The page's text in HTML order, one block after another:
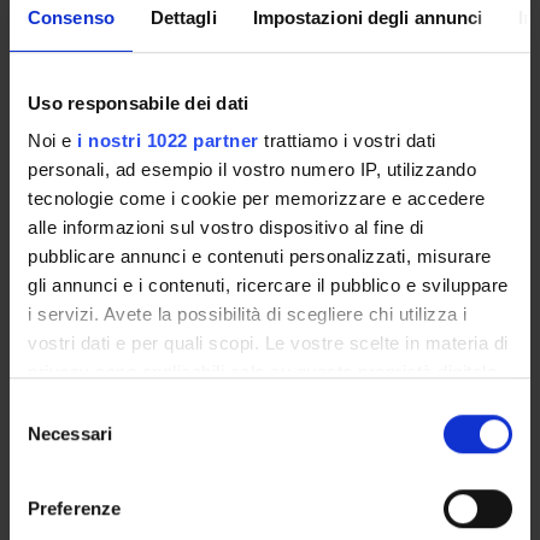
Consenso Dettagli Impostazioni degli annunci
Uso responsabile dei dati
Noi e i nostri 1022 partner trattiamo i vostri dati
personali, ad esempio il vostro numero IP, utilizzando
tecnologie come i cookie per memorizzare e accedere
alle informazioni sul vostro dispositivo al fine di
pubblicare annunci e contenuti personalizzati, misurare
gli annunci e i contenuti, ricercare il pubblico e sviluppare
i servizi. Avete la possibilità di scegliere chi utilizza i
vostri dati e per quali scopi. Le vostre scelte in materia di
modificare o revocare il proprio consenso in qualsiasi
momento dalla Dichiarazione sui cookie o facendo clic
delNecessari
Preferenze
immunoistochimiche, biochimiche e proteomiche funzionali
al fine di evidenziare eventuali differenze significative tra i
due Gruppi.
SPONSORS:
Fondazione Cariverona
assigned and managed by the department
Syllabus:ENTI.RIC - Finanziamento da enti vari per la
ricerca